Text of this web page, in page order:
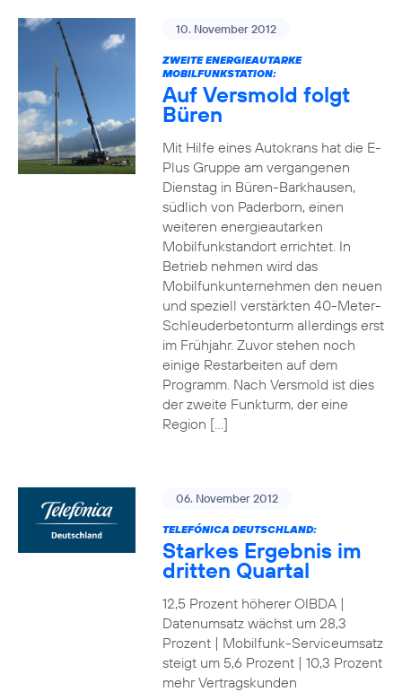
10. November 2012
ZWEITE ENERGIEAUTARKE
MOBILFUNKSTATION:
Auf Versmold folgt
Büren
Mit Hilfe eines Autokrans hat die E-
Plus Gruppe am vergangenen
Dienstag in Büren-Barkhausen,
südlich von Paderborn, einen
weiteren energieautarken
Mobilfunkstandort errichtet. In
Betrieb nehmen wird das
Mobilfunkunternehmen den neuen
und speziell verstärkten 40-Meter-
Schleuderbetonturm allerdings erst
im Frühjahr. Zuvor stehen noch
einige Restarbeiten auf dem
Programm. Nach Versmold ist dies
der zweite Funkturm, der eine
Region […]
06. November 2012
TELEFÓNICA DEUTSCHLAND:
Starkes Ergebnis im
dritten Quartal
12,5 Prozent höherer OIBDA |
Datenumsatz wächst um 28,3
Prozent | Mobilfunk-Serviceumsatz
steigt um 5,6 Prozent | 10,3 Prozent
mehr Vertragskunden